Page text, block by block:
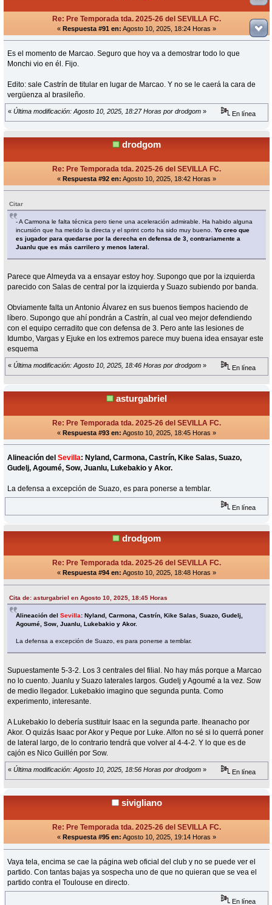
Re: Pre Temporada tda. 2025-26 del SEVILLA FC.
« Respuesta #91 en: Agosto 10, 2025, 18:24 Horas »
Es el momento de Marcao. Seguro que hoy va a demostrar todo lo que
Monchi vio en él. Fijo.
Edito: sale Castrín de titular en lugar de Marcao. Y no se le caerá la cara de
vergüenza al brasileño.
« Última modificación: Agosto 10, 2025, 18:27 Horas por drodgom » En línea
drodgom
Re: Pre Temporada tda. 2025-26 del SEVILLA FC.
« Respuesta #92 en: Agosto 10, 2025, 18:42 Horas »
Citar
- A Carmona le falta técnica pero tiene una aceleración admirable. Ha habido alguna
incursión que ha metido la directa y el sprint corto ha sido muy bueno.Yo creo que
es jugador para quedarse por la derecha en defensa de 3, contrariamente a
Juanlu que es más carrilero y menos lateral.
Parece que Almeyda va a ensayar estoy hoy. Supongo que por la izquierda
parecido con Salas de central por la izquierda y Suazo subiendo por banda.
Obviamente falta un Antonio Álvarez en sus buenos tiempos haciendo de
líbero. Supongo que ahí pondrán a Castrín, al cual veo mejor defendiendo
con el equipo cerradito que con defensa de 3. Pero ante las lesiones de
Idumbo, Vargas y Ejuke en los extremos parece muy buena idea ensayar este
esquema
« Última modificación: Agosto 10, 2025, 18:46 Horas por drodgom » En línea
asturgabriel
Re: Pre Temporada tda. 2025-26 del SEVILLA FC.
« Respuesta #93 en: Agosto 10, 2025, 18:45 Horas »
Alineación delSevilla: Nyland, Carmona, Castrín, Kike Salas, Suazo,
Gudelj, Agoumé, Sow, Juanlu, Lukebakio y Akor.
La defensa a excepción de Suazo, es para ponerse a temblar.
En línea
drodgom
Re: Pre Temporada tda. 2025-26 del SEVILLA FC.
« Respuesta #94 en: Agosto 10, 2025, 18:48 Horas »
Cita de: asturgabriel en Agosto 10, 2025, 18:45 Horas
Alineación delSevilla: Nyland, Carmona, Castrín, Kike Salas, Suazo, Gudelj,
Agoumé, Sow, Juanlu, Lukebakio y Akor.
La defensa a excepción de Suazo, es para ponerse a temblar.
Supuestamente 5-3-2. Los 3 centrales del filial. No hay más porque a Marcao
no lo cuento. Juanlu y Suazo laterales largos. Gudelj y Agoumé a la vez. Sow
de medio llegador. Lukebakio imagino que segunda punta. Como
experimento, interesante.
A Lukebakio lo debería sustituir Isaac en la segunda parte. Iheanacho por
Akor. O quizás Isaac por Akor y Peque por Luke. Alfon no sé si lo querrá poner
de lateral largo, de lo contrario tendrá que volver al 4-4-2. Y lo que es de
cajón es Nico Guillén por Sow.
« Última modificación: Agosto 10, 2025, 18:56 Horas por drodgom » En línea
sivigliano
Re: Pre Temporada tda. 2025-26 del SEVILLA FC.
« Respuesta #95 en: Agosto 10, 2025, 19:14 Horas »
Vaya tela, encima se cae la página web oficial del club y no se puede ver el
partido. Con tantas bajas ya sospecha uno de que no quieran que se vea el
partido contra el Toulouse en directo.
En línea